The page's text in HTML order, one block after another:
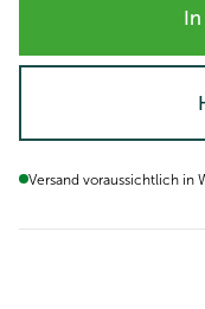
Versand voraussichtlich in